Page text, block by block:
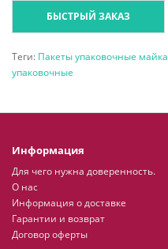
БЫСТРЫЙ ЗАКАЗ
Теги: Пакеты упаковочные майка
упаковочные
Информация
Для чего нужна доверенность.
О нас
Информация о доставке
Гарантии и возврат
Договор оферты